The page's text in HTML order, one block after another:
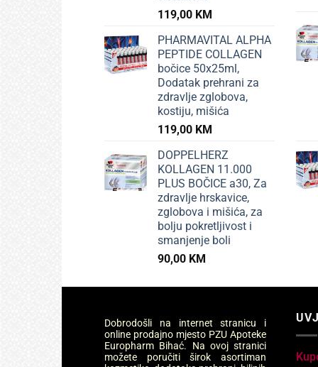
119,00 KM
PHARMAVITAL ALPHA
PEPTIDE COLLAGEN
bočice 50x25ml,
Dodatak prehrani za
zdravlje zglobova,
kostiju, mišića
119,00 KM
DOPPELHERZ
KOLLAGEN 11.000
PLUS BOČICE a30, Za
zdravlje hrskavice,
zglobova i mišića, za
bolju pokretljivost i
smanjenje boli
90,00 KM
Dobrodošli na internet stranicu i
online prodajno mjesto PZU Apoteke
Europharm Bihać. Na ovoj stranici
možete poručiti širok asortiman